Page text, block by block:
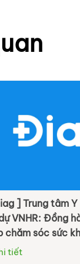
] Trung tâm
VNHR: Đồng
chăm sóc sức
và hiệu quả
tiết